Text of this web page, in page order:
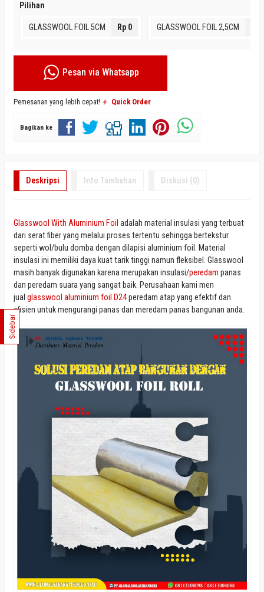
Pilihan
GLASSWOOL FOIL 5CM Rp 0 GLASSWOOL FOIL 2,5CM
Pesan via Whatsapp
Pemesanan yang lebih cepat! Quick Order
Bagikan ke
Deskripsi Info Tambahan Diskusi (0)
Glasswool With Aluminium Foil adalah material insulasi yang terbuat
dari serat fiber yang melalui proses tertentu sehingga bertekstur
seperti wol/bulu domba dengan dilapisi aluminium foil. Material
insulasi ini memiliki daya kuat tarik tinggi namun fleksibel. Glasswool
masih banyak digunakan karena merupakan insulasi/peredam panas
dan peredam suara yang sangat baik. Perusahaan kami men
jual glasswool aluminium foil D24peredam atap yang efektif dan
efisien untuk mengurangi panas dan meredam panas bangunan anda.
Sidebar